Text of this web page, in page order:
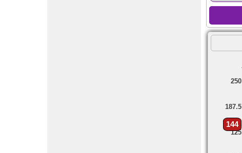
144
250
187.5
125